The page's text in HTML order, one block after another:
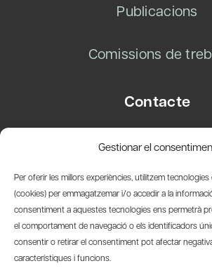
Gestionar el
Per oferir les millors experiències, utilitzem
(cookies) per emmagatzemar i/o accedir a la
consentiment a aquestes tecnologies ens permetrà
el comportament de navegació o els identificadors
consentir o retirar el consentiment pot afectar
característiques i funcions.
Publicacions
Comissions de
Contacte
08003 Barcelona
Suscripció Newsletter